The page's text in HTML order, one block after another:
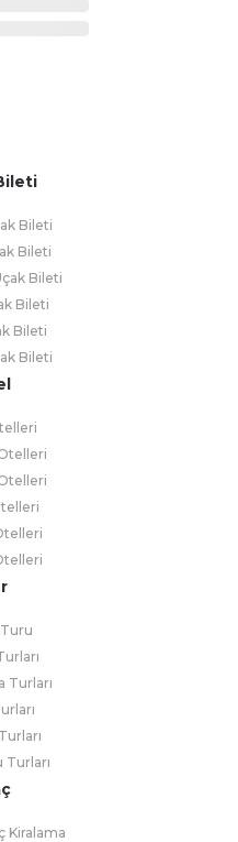
Bileti
Bileti
Bileti
Bileti
Bileti
Bileti
Turları
Turları
Kiralama